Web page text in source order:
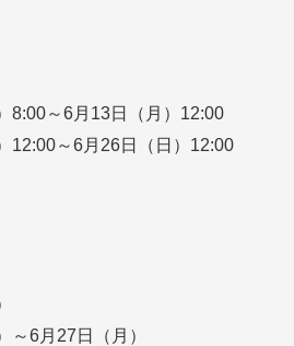
8:00～6月13日（月）12:00
12:00～6月26日（日）12:00
～6月27日（月）